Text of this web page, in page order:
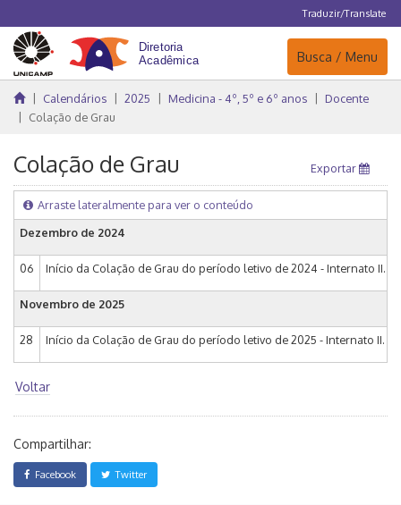
Traduzir/Translate
Navegação
Busca / Menu
Calendários 2025 Medicina - 4º, 5º e 6º anos
Docente
Colação de Grau
Colação de Grau Exportar
Arraste lateralmente para ver o conteúdo
Dezembro de 2024
06 Início da Colação de Grau do período letivo de 2024 - Internato II.
Novembro de 2025
28 Início da Colação de Grau do período letivo de 2025 - Internato II.
Voltar
Compartilhar:
Facebook Twitter